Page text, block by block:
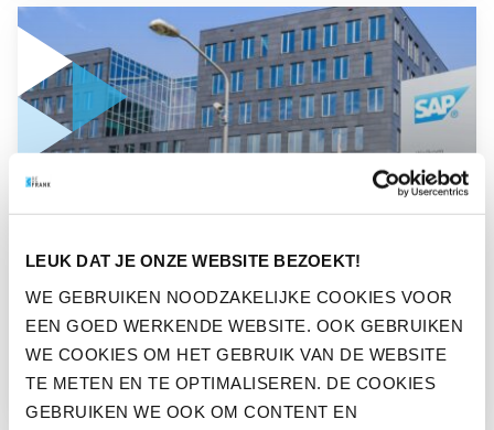
LEUK DAT JE ONZE WEBSITE BEZOEKT!
WE GEBRUIKEN NOODZAKELIJKE COOKIES VOOR
EEN GOED WERKENDE WEBSITE. OOK GEBRUIKEN
WE COOKIES OM HET GEBRUIK VAN DE WEBSITE
TE METEN EN TE OPTIMALISEREN. DE COOKIES
GEBRUIKEN WE OOK OM CONTENT EN
GA NAAR “ZO VERGROOT SAP DE DUURZAME
ZO VERGROOT SAP DE
DUURZAME INZETBAARHEID
VAN MEDEWERKERS
NIEUWS